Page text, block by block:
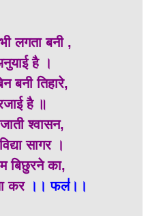
लगता बनी ,
है ।
बनी तिहारे,
है ॥
श्वासन,
सागर ।
बिछुरने का,
कर।। फल॑।।